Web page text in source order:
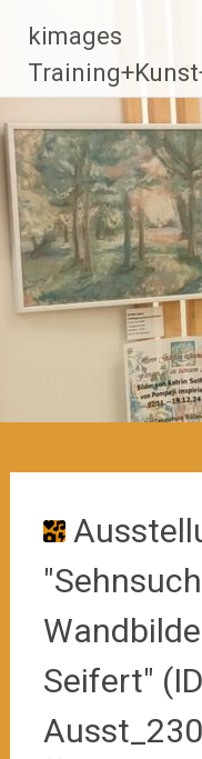
Inhalt
springen
kimages
Seifert"